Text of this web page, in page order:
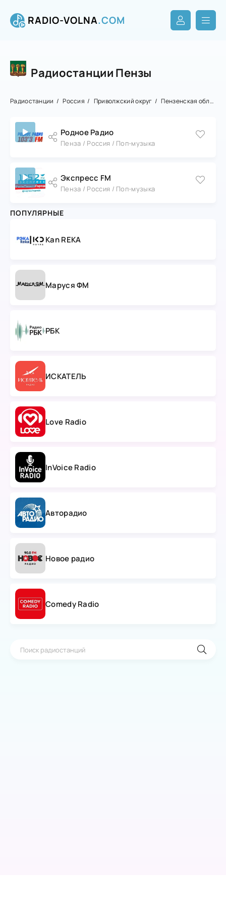
RADIO-VOLNA.COM
Радиостанции Пензы
Радиостанции Россия Приволжский округ Пензенская область
Родное Радио
Пенза / Россия / Поп-музыка
Экспресс FM
Пенза / Россия / Поп-музыка
ПОПУЛЯРНЫЕ
Kan REKA
Маруся ФМ
РБК
ИСКАТЕЛЬ
Love Radio
InVoice Radio
Авторадио
Новое радио
Comedy Radio